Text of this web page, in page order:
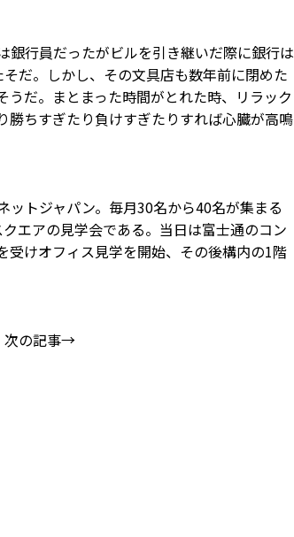
行員だったがビルを引き継いだ際に銀行は
だ。しかし、その文具店も数年前に閉めた
だ。まとまった時間がとれた時、リラック
勝ちすぎたり負けすぎたりすれば心臓が高鳴
トジャパン。毎月30名から40名が集まる
エアの見学会である。当日は富士通のコン
受けオフィス見学を開始、その後構内の1階
次の記事→